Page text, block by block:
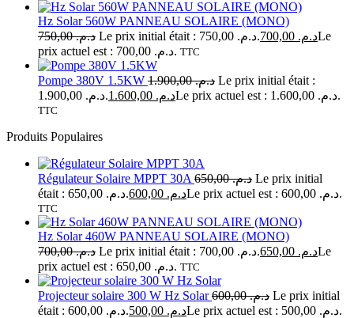
Hz Solar 560W PANNEAU SOLAIRE (MONO)
د.م.750,00 Le prix initial était : د.م. 750,00. د.م.Le
prix actuel est : د.م. 700,00. TTC
Pompe 380V 1.5KW د.م.1.900,00
Le prix initial était :
د.م. 1.900,00.
د.م. Le prix actuel est : د.م. 1.600,00.
TTC
Produits Populaires
Régulateur Solaire MPPT 30A د.م.650,00
Le prix initial
était : د.م. 650,00.
د.م. Le prix actuel est : د.م. 600,00.
TTC
Hz Solar 460W PANNEAU SOLAIRE (MONO)
د.م.700,00 Le prix initial était : د.م. 700,00. د.م.Le
prix actuel est : د.م. 650,00. TTC
Projecteur solaire 300 W Hz Solar د.م.600,00
Le prix initial
était : د.م. 600,00.
د.م. Le prix actuel est : د.م. 500,00.